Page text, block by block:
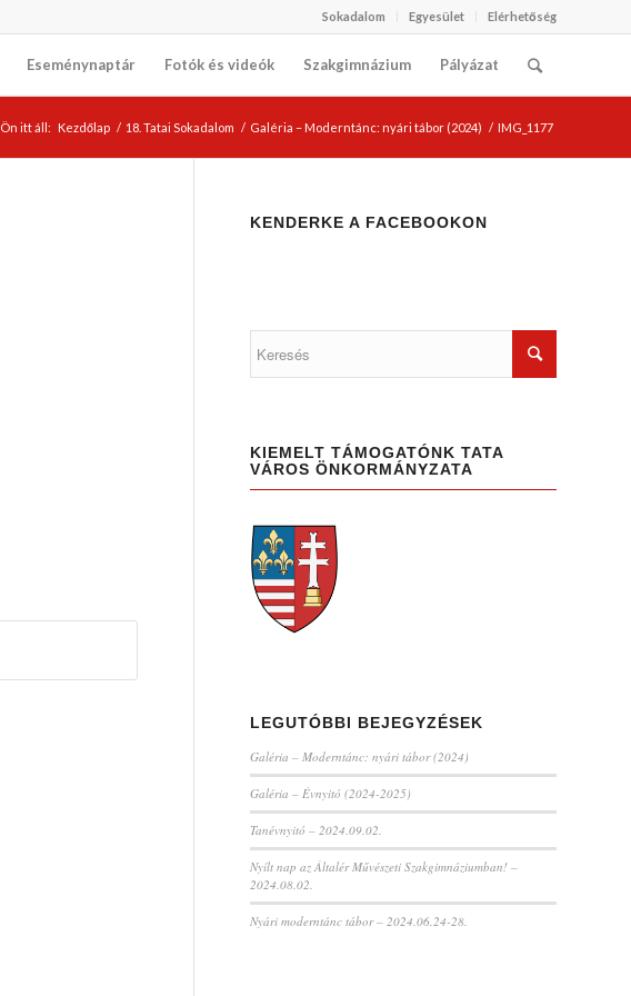
Sokadalom Egyesület Elérhetőség
Eseménynaptár Fotók és videók Szakgimnázium Pályázat
Ön itt áll: Kezdőlap / 18. Tatai Sokadalom / Galéria – Moderntánc: nyári tábor (2024) / IMG_1177
KENDERKE A FACEBOOKON
KIEMELT TÁMOGATÓNK TATA
VÁROS ÖNKORMÁNYZATA
LEGUTÓBBI BEJEGYZÉSEK
Galéria – Moderntánc: nyári tábor (2024)
Galéria – Évnyitó (2024-2025)
Tanévnyitó – 2024.09.02.
Nyílt nap az Általér Művészeti Szakgimnáziumban! –
2024.08.02.
Nyári moderntánc tábor – 2024.06.24-28.